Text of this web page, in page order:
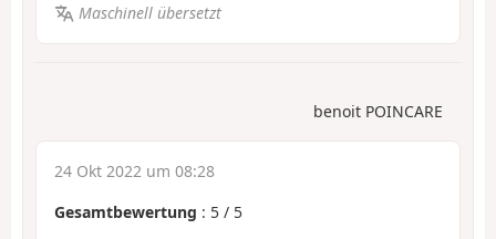
Maschinell übersetzt
benoit POINCARE
24 Okt 2022 um 08:28
Gesamtbewertung : 5 / 5